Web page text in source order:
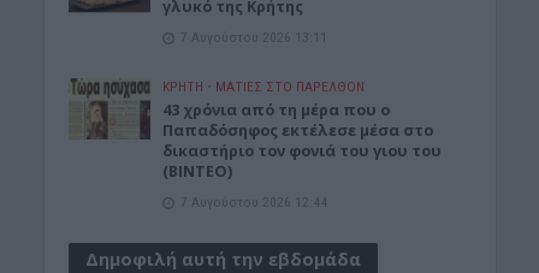
γλυκό της Κρήτης
7 Αυγούστου 2026 13:11
ΚΡΗΤΗ • ΜΑΤΙΕΣ ΣΤΟ ΠΑΡΕΛΘΟΝ
43 χρόνια από τη μέρα που ο
Παπαδόσηφος εκτέλεσε μέσα στο
δικαστήριο τον φονιά του γιου του
(ΒΙΝΤΕΟ)
7 Αυγούστου 2026 12:44
Δημοφιλή αυτή την εβδομάδα